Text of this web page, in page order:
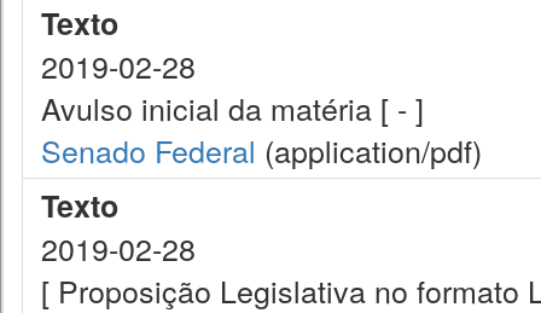
Texto
2019-02-28
Avulso inicial da matéria [ - ]
Senado Federal (application/pdf)
Texto
2019-02-28
[ Proposição Legislativa no formato